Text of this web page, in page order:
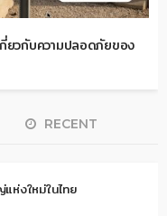
ยวกับความปลอดภัยของ
RECENT
แห่งใหม่ในไทย